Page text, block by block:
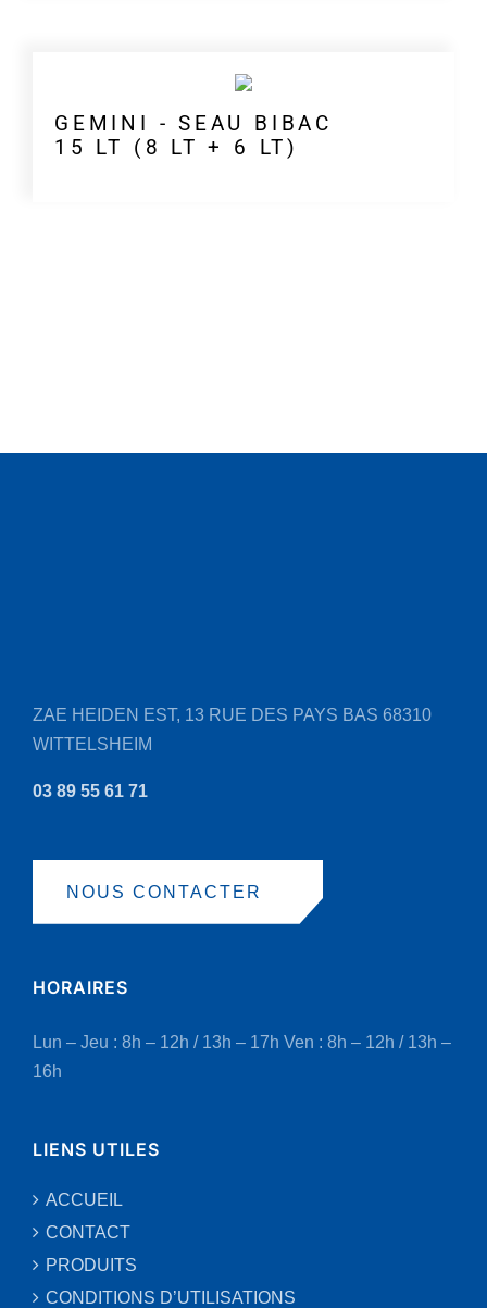
GEMINI - SEAU BIBAC
15 LT (8 LT + 6 LT)
ZAE HEIDEN EST, 13 RUE DES PAYS BAS 68310
WITTELSHEIM
03 89 55 61 71
NOUS CONTACTER
HORAIRES
Lun – Jeu : 8h – 12h / 13h – 17h Ven : 8h – 12h / 13h –
16h
LIENS UTILES
ACCUEIL
CONTACT
PRODUITS
CONDITIONS D’UTILISATIONS